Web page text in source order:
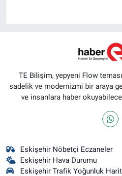
TE Bilişim, yepyeni Flow
sadelik ve modernizmi bir araya
ve insanlara haber
Eskişehir Nöbetçi Eczaneler
Eskişehir Hava Durumu
Eskişehir Trafik Yoğunluk